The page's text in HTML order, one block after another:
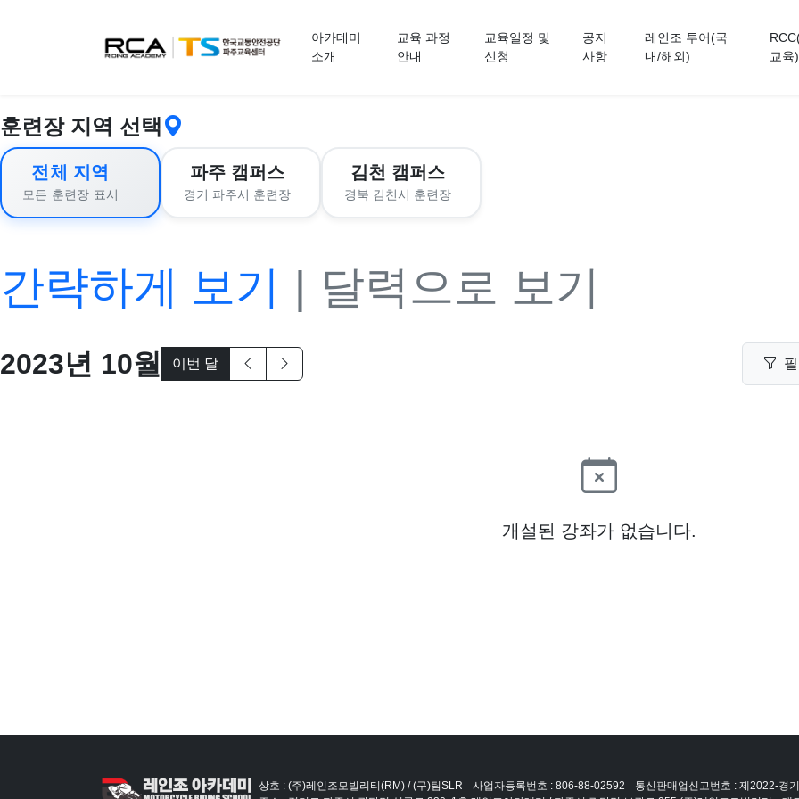
아카데미
소개
교육 과정
안내
교육일정 및
신청
공지
사항
레인조 투어(국
내/해외)
교육)
훈련장 지역 선택
전체 지역
모든 훈련장 표시
파주 캠퍼스
경기 파주시 훈련장
김천 캠퍼스
경북 김천시 훈련장
간략하게 보기 | 달력으로 보기
2023년 10월 이번 달
개설된 강좌가 없습니다.
상호 : (주)레인조모빌리티(RM) / (구)팀SLR 사업자등록번호 : 806-88-02592 통신판매업신고번호 : 제2022-경